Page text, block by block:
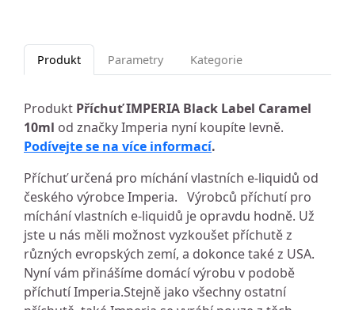
Produkt Parametry Kategorie
Produkt Příchuť IMPERIA Black Label Caramel
10ml od značky Imperia nyní koupíte levně.
Podívejte se na více informací.
Příchuť určená pro míchání vlastních e-liquidů od
českého výrobce Imperia. Výrobců příchutí pro
míchání vlastních e-liquidů je opravdu hodně. Už
jste u nás měli možnost vyzkoušet příchutě z
různých evropských zemí, a dokonce také z USA.
Nyní vám přinášíme domácí výrobu v podobě
příchutí Imperia.Stejně jako všechny ostatní